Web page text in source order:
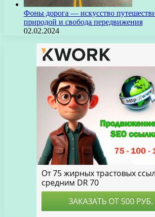
Фоны дорога — искусство
природой и свобода передвижения
02.02.2024